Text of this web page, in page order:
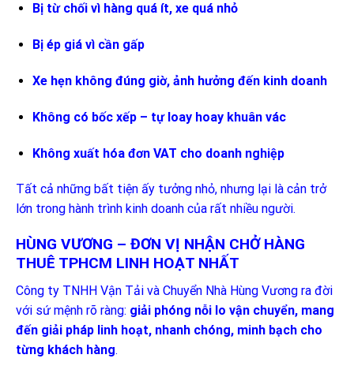
Bị từ chối vì hàng quá ít, xe quá nhỏ
Bị ép giá vì cần gấp
Xe hẹn không đúng giờ, ảnh hưởng đến kinh doanh
Không có bốc xếp – tự loay hoay khuân vác
Không xuất hóa đơn VAT cho doanh nghiệp
Tất cả những bất tiện ấy tưởng nhỏ, nhưng lại là cản trở
lớn trong hành trình kinh doanh của rất nhiều người.
HÙNG VƯƠNG – ĐƠN VỊ NHẬN CHỞ HÀNG
THUÊ TPHCM LINH HOẠT NHẤT
Công ty TNHH Vận Tải và Chuyển Nhà Hùng Vương ra đời
với sứ mệnh rõ ràng: giải phóng nỗi lo vận chuyển, mang
đến giải pháp linh hoạt, nhanh chóng, minh bạch cho
từng khách hàng.